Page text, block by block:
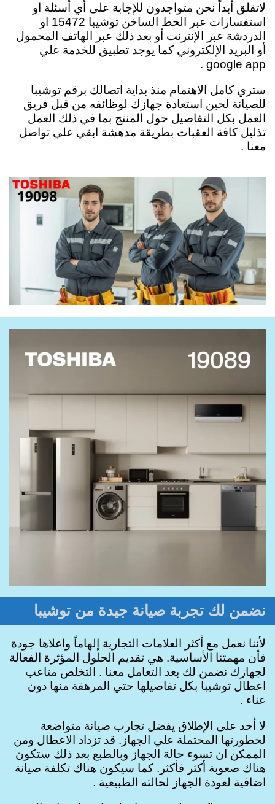
لاتقلق أبداً نحن متواجدون للإجابة على أي أسئلة او
استفسارات عبر الخط الساخن توشيبا 15472 او
الدردشة عبر الإنترنت أو بعد ذلك عبر الهاتف المحمول
أو البريد الإلكتروني كما يوجد تطبيق للخدمة علي
google app .
ستري كامل الاهتمام منذ بداية اتصالك برقم توشيبا
للصيانة لحين استعادة جهازك لوظائفه من قبل فريق
العمل بكل التفاصيل حول المنتج بما في ذلك العمل
تذليل كافة العقبات بطريقة مدهشة ابقي علي تواصل
معنا .
نضمن لك تجربة صيانة جيدة من توشيبا
لأننا نعمل مع أكثر العلامات التجارية إلهاماً واعلاها جودة
فأن مهمتنا الأساسية. هي تقديم الحلول المؤثرة الفعالة
لجهازك نضمن لك بعد التعامل معنا . التخلص متاعب
اعطال توشيبا بكل تفاصيلها حتي المرهقة منها دون
عناء .
لا أحد على الإطلاق يفضل تجارب صيانة متواضعة
لخطورتها المحتملة علي الجهاز. قد تزداد الاعطال ومن
الممكن ان تسوء حالة الجهاز وبالطبع بعد ذلك ستكون
هناك صعوبة أكثر فأكثر. كما سيكون هناك تكلفة صيانة
اضافية لعودة الجهاز لحالته الطبيعية .